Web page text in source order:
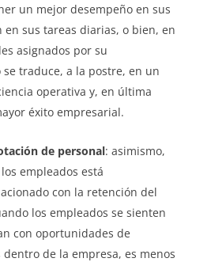
un mejor desempeño en sus
en sus tareas diarias, o bien, en
asignados por su
se traduce, a la postre, en un
operativa y, en última
éxito empresarial.
de personal: asimismo,
empleados está
con la retención del
los empleados se sienten
con oportunidades de
de la empresa, es menos